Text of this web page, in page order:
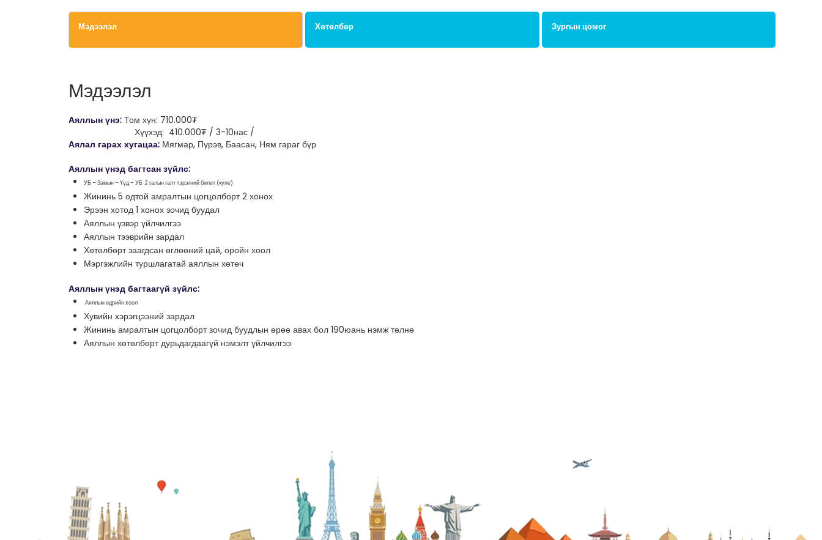
Мэдээлэл Хөтөлбөр Зургын цомог
Мэдээлэл
Аяллын үнэ: Том хүн: 710.000₮
Хүүхэд: 410.000₮ / 3-10нас /
Аялал гарах хугацаа: Мягмар, Пүрэв, Баасан, Ням гараг бүр
Аяллын үнэд багтсан зүйлс:
УБ – Замын – Үүд – УБ 2 талын галт тэрэгний билет (купе)
Жининь 5 одтой амралтын цогцолборт 2 хонох
Эрээн хотод 1 хонох зочид буудал
Аяллын үзвэр үйлчилгээ
Аяллын тээврийн зардал
Хөтөлбөрт заагдсан өглөөний цай, оройн хоол
Мэргэжлийн туршлагатай аяллын хөтөч
Аяллын үнэд багтаагүй зүйлс:
Аяллын өдрийн хоол
Хувийн хэрэгцээний зардал
Жининь амралтын цогцолборт зочид буудлын өрөө авах бол 190юань нэмж төлнө
Аяллын хөтөлбөрт дурьдагдаагүй нэмэлт үйлчилгээ